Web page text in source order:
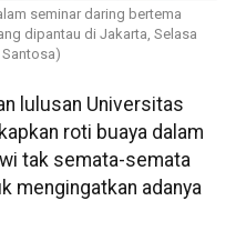
seminar daring bertema
dipantau di Jakarta, Selasa
lulusan Universitas
roti buaya dalam
tak semata-semata
mengingatkan adanya